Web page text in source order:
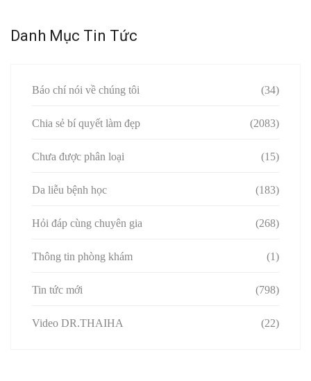
Danh Mục Tin Tức
Báo chí nói về chúng tôi (34)
Chia sẻ bí quyết làm đẹp (2083)
Chưa được phân loại (15)
Da liễu bệnh học (183)
Hỏi đáp cùng chuyên gia (268)
Thông tin phòng khám (1)
Tin tức mới (798)
Video DR.THAIHA (22)